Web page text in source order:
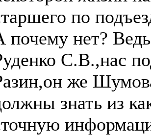
по
почему нет?
С.В.,нас
же
знать из